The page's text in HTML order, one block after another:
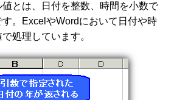
とは、日付を整数、時間を小数で
。ExcelやWordにおいて日付や時
処理しています。